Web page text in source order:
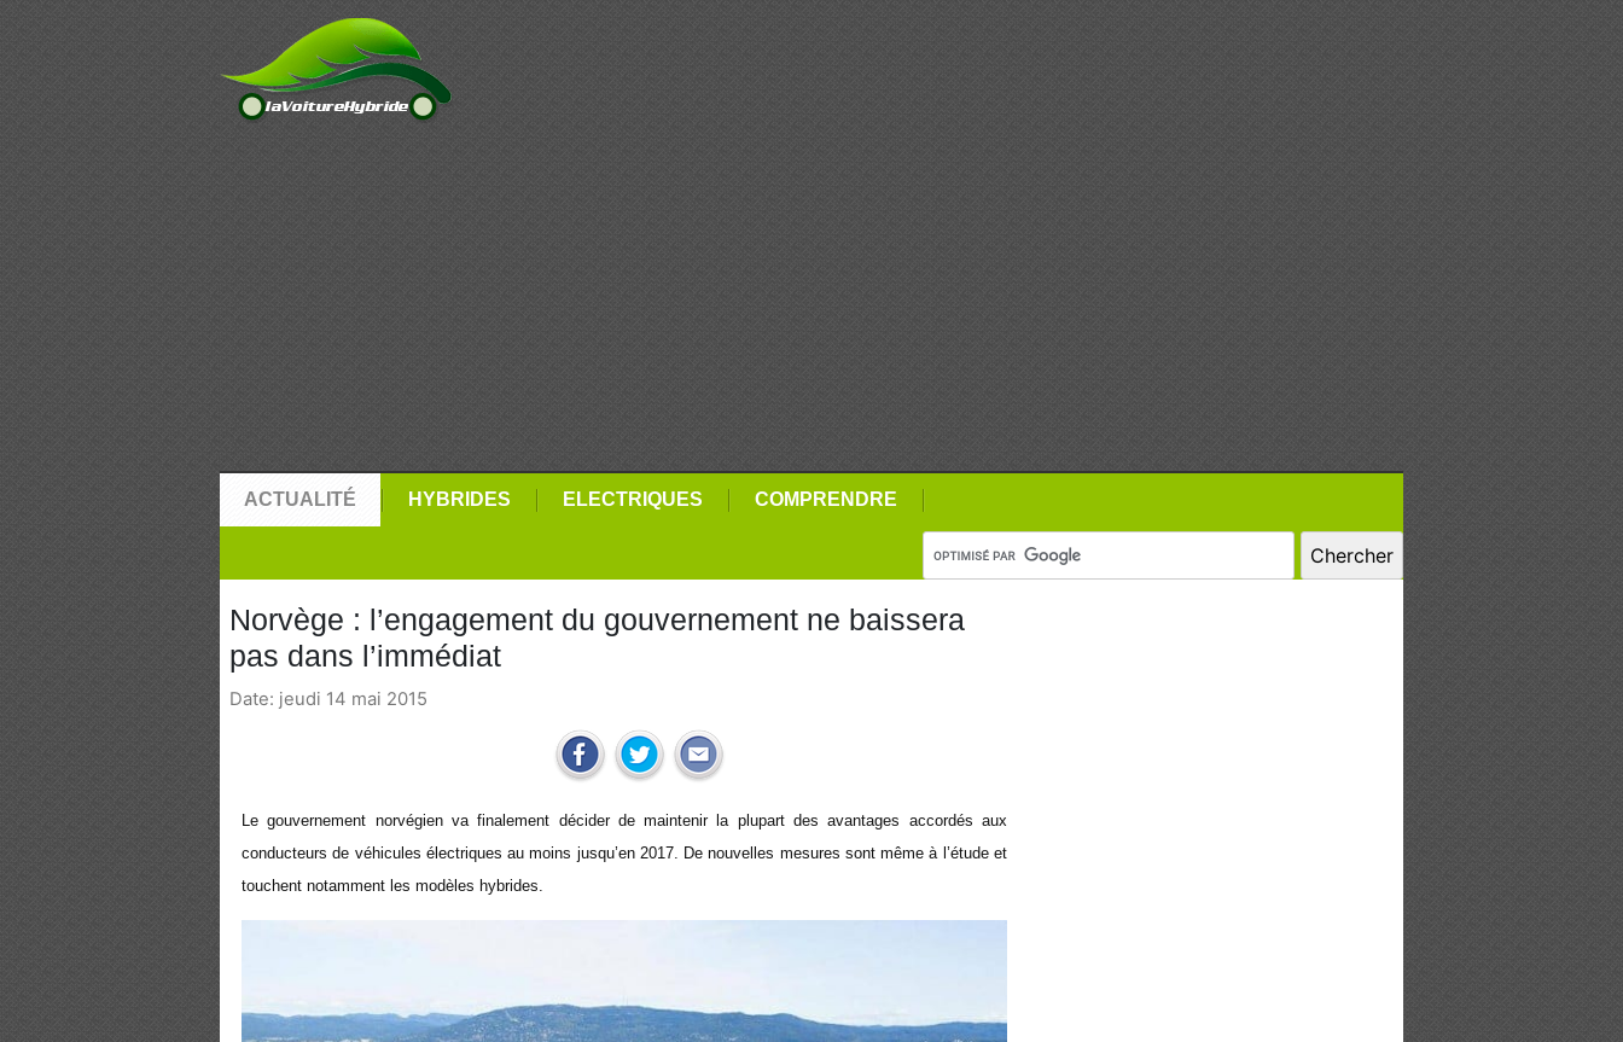
ACTUALITÉ HYBRIDES ELECTRIQUES COMPRENDRE
Norvège : l’engagement du gouvernement ne baissera
pas dans l’immédiat
Date: jeudi 14 mai 2015
Le gouvernement norvégien va finalement décider de maintenir la plupart des avantages accordés aux
conducteurs de véhicules électriques au moins jusqu’en 2017. De nouvelles mesures sont même à l’étude et
touchent notamment les modèles hybrides.